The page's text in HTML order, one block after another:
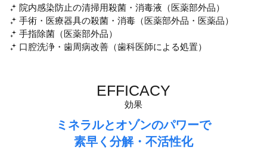
院内感染防止の清掃用殺菌・消毒液（医薬部外品）
手術・医療器具の殺菌・消毒（医薬部外品・医薬品）
手指除菌（医薬部外品）
口腔洗浄・歯周病改善（歯科医師による処置）
EFFICACY
効果
ミネラルとオゾンのパワーで
素早く分解・不活性化